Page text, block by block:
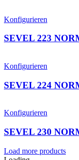
Konfigurieren
SEVEL 223
Konfigurieren
SEVEL 224
Konfigurieren
SEVEL 230
Load more products